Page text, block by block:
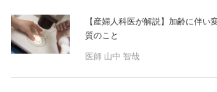
【産婦人科医が解説】加齢に伴い
質のこと
医師 山中 智哉